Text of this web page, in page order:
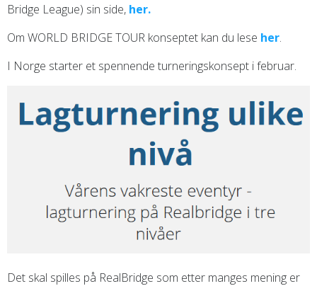
Bridge League) sin side, her.
Om WORLD BRIDGE TOUR konseptet kan du lese her.
I Norge starter et spennende turneringskonsept i februar.
Det skal spilles på RealBridge som etter manges mening er